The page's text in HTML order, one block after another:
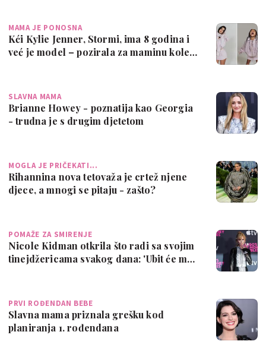
MAMA JE PONOSNA
Kći Kylie Jenner, Stormi, ima 8 godina i
već je model – pozirala za maminu kole…
SLAVNA MAMA
Brianne Howey - poznatija kao Georgia
- trudna je s drugim djetetom
MOGLA JE PRIČEKATI...
Rihannina nova tetovaža je crtež njene
djece, a mnogi se pitaju - zašto?
POMAŽE ZA SMIRENJE
Nicole Kidman otkrila što radi sa svojim
tinejdžericama svakog dana: 'Ubit će m…
PRVI ROĐENDAN BEBE
Slavna mama priznala grešku kod
planiranja 1. rođendana